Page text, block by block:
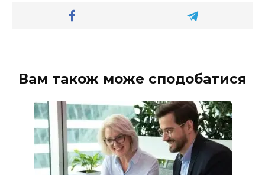
Вам також може сподобатися